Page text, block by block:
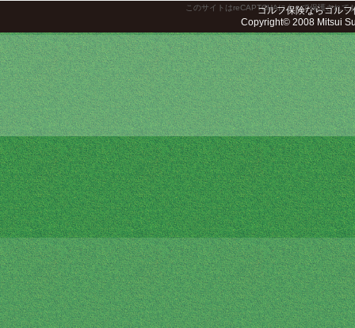
このサイトはreCAPTCHAによって保護されて
ゴルフ保険ならゴル
Copyright© 2008 Mitsui